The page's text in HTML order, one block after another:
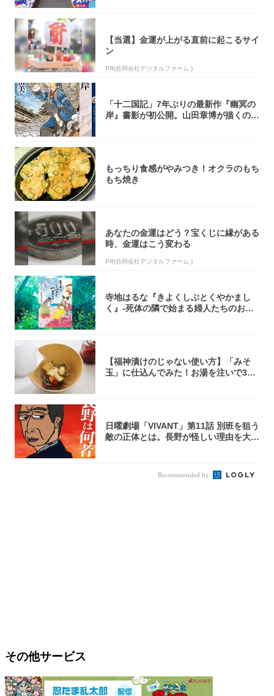
【当選】金運が上がる直前に起こるサイ
ン
PR(合同会社デジタルファーム )
「十二国記」7年ぶりの最新作『幽冥の
岸』書影が初公開。山田章博が描くのは
もっちり食感がやみつき！オクラのもち
もち焼き
あなたの金運はどう？宝くじに縁がある
時、金運はこう変わる
PR(合同会社デジタルファーム )
寺地はるな『きよくしぶとくやかまし
く』-死体の隣で始まる婦人たちのお茶
【福神漬けのじゃない使い方】「みそ
玉」に仕込んでみた！お湯を注いで30
日曜劇場「VIVANT」第11話 別班を狙う
敵の正体とは。長野が怪しい理由を大
Recommended by
その他サービス